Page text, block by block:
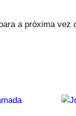
a próxima vez